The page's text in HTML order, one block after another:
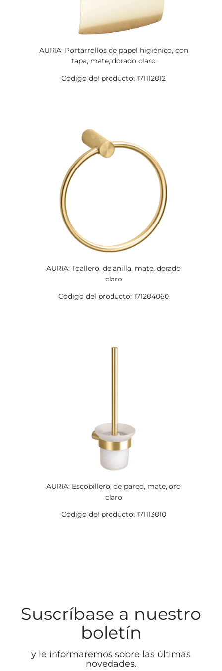
AURIA: Portarrollos de papel higiénico, con
tapa, mate, dorado claro
Código del producto: 171112012
AURIA: Toallero, de anilla, mate, dorado
claro
Código del producto: 171204060
AURIA: Escobillero, de pared, mate, oro
claro
Código del producto: 171113010
Suscríbase a nuestro
boletín
y le informaremos sobre las últimas
novedades.